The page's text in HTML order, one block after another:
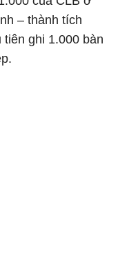
– thành tích
ghi 1.000 bàn